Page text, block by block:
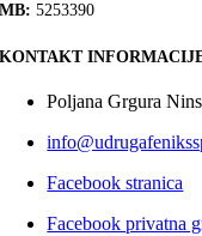
MB: 5253390
KONTAKT
Poljana Grgura
Facebook stranica
Facebook privatna